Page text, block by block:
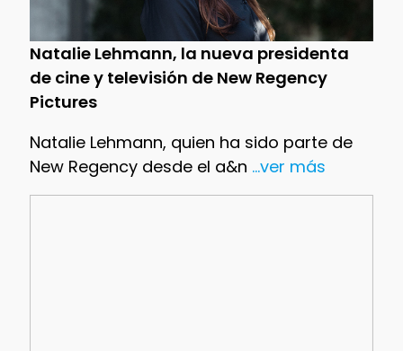
Natalie Lehmann, la nueva presidenta
de cine y televisión de New Regency
Pictures
Natalie Lehmann, quien ha sido parte de
New Regency desde el a&n ...ver más